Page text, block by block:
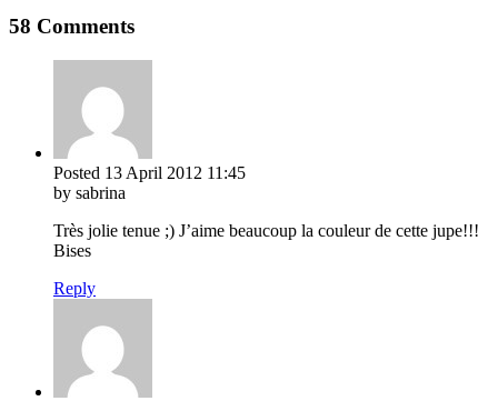
58 Comments
Posted 13 April 2012 11:45
by sabrina
Très jolie tenue ;) J’aime beaucoup la couleur de cette jupe!!!
Bises
Reply